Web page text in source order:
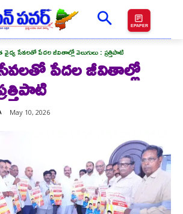
EPAPER
సేవలతో పేదల జీవితాల్లో వెలుగులు : ప్రత్తిపాటి
పేదల జీవితాల్లో
May 10, 2026